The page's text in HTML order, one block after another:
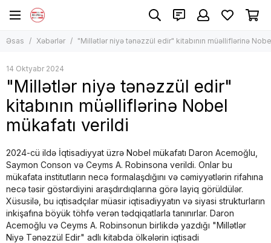
Əsas Xəbərlər "Millətlər niyə tənəzzül edir" kitabının müəlliflərinə
14 Oktyabr 2024
"Millətlər niyə tənəzzül edir"
kitabının müəlliflərinə Nobel
mükafatı verildi
2024-cü ildə İqtisadiyyat üzrə Nobel mükafatı Daron Acemoğlu,
Saymon Conson və Ceyms A. Robinsona verildi. Onlar bu
mükafata institutların necə formalaşdığını və cəmiyyətlərin rifahına
necə təsir göstərdiyini araşdırdıqlarına görə layiq görüldülər.
Xüsusilə, bu iqtisadçılar müasir iqtisadiyyatın və siyasi strukturların
inkişafına böyük töhfə verən tədqiqatlarla tanınırlar. Daron
Acemoğlu və Ceyms A. Robinsonun birlikdə yazdığı "Millətlər
Niyə Tənəzzül Edir" adlı kitabda ölkələrin iqtisadi